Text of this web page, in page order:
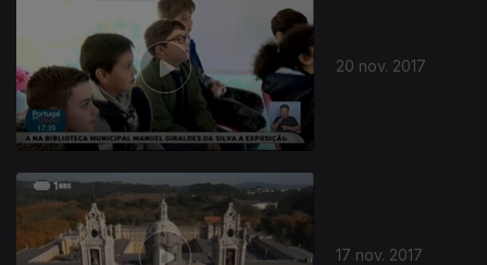
20 nov. 2017
17 nov. 2017